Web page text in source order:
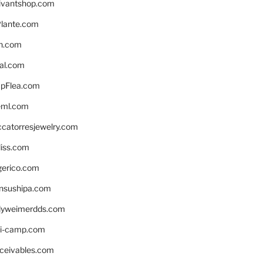
camp.com